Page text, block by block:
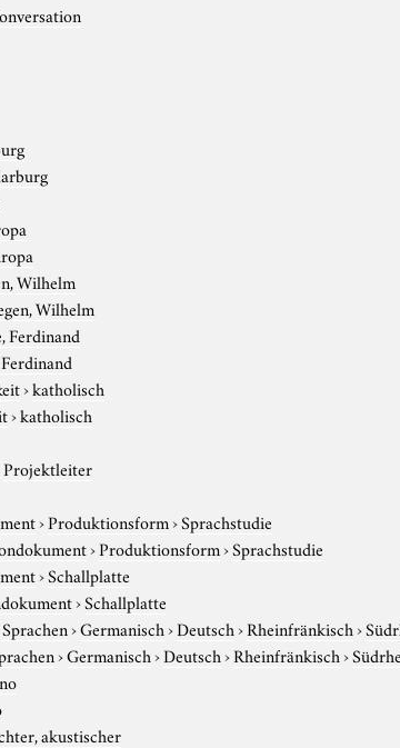
Wilhelm
Wilhelm
Ferdinand
›katholisch
›katholisch
Projektleiter
›Produktionsform›Sprachstudie
›Produktionsform›Sprachstudie
›Schallplatte
›Schallplatte
›Germanisch›Deutsch›Rheinfränkisch›
›Germanisch›Deutsch›Rheinfränkisch›
akustischer